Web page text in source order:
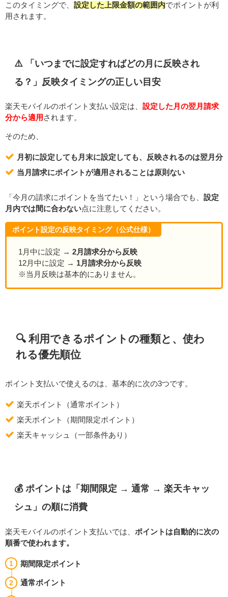
このタイミングで、 設定した上限金額の範囲内でポイントが利
用されます。
⚠️ 「いつまでに設定すればどの月に反映され
る？」反映タイミングの正しい目安
楽天モバイルのポイント支払い設定は、 設定した月の翌月請求
分から適用 されます。
そのため、
月初に設定しても月末に設定しても、反映されるのは翌月分
当月請求にポイントが適用されることは原則ない
「今月の請求にポイントを当てたい！」という場合でも、 設定
月内では間に合わない点に注意してください。
ポイント設定の反映タイミング（公式仕様）
1月中に設定 → 2月請求分から反映
12月中に設定 → 1月請求分から反映
※当月反映は基本的にありません。
🔍 利用できるポイントの種類と、使わ
れる優先順位
ポイント支払いで使えるのは、基本的に次の3つです。
楽天ポイント（通常ポイント）
楽天ポイント（期間限定ポイント）
楽天キャッシュ（一部条件あり）
💰 ポイントは「期間限定 → 通常 → 楽天キャッ
シュ」の順に消費
楽天モバイルのポイント支払いでは、 ポイントは自動的に次の
順番で使われます。
期間限定ポイント
通常ポイント